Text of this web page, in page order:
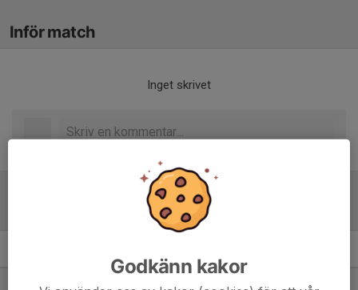
Inför match
Inget skrivet
1. Flygsfors-Gadd. IF
Godkänn kakor